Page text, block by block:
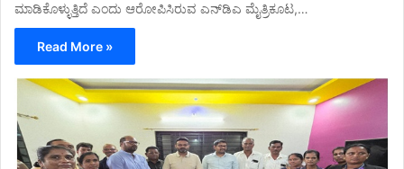
ಮಾಡಿಕೊಳ್ಳುತ್ತಿದೆ ಎಂದು ಆರೋಪಿಸಿರುವ ಎನ್‌ಡಿಎ ಮೈತ್ರಿಕೂಟ,…
Read More »